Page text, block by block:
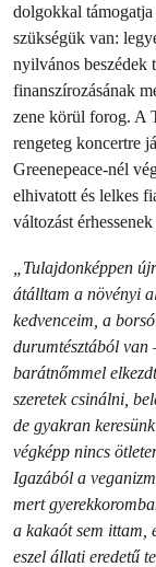
dolgokkal
szükségük van:
nyilvános beszédek
finanszírozásának
zene körül forog. A
rengeteg koncertre
Greenepeace-nél
elhivatott és lelkes
változást
„Tulajdonképpen
átálltam a növényi
kedvenceim, a
durumtésztából van
barátnőmmel
szeretek csinálni,
de gyakran
végképp nincs
Igazából a
mert
a kakaót sem ittam,
eszel állati eredetű